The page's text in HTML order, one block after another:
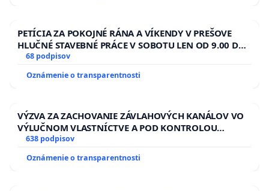
PETÍCIA ZA POKOJNÉ RÁNA A VÍKENDY V PREŠOVE
HLUČNÉ STAVEBNÉ PRÁCE V SOBOTU LEN OD 9.00 DO
13.00 HOD., CEZ PRACOVNÝ TÝŽDEŇ CIEĽ 8.00 – 18.00
ĎUMBIERSKEJ/MAGU
68 podpisov
Oznámenie o transparentnosti
VÝZVA ZA ZACHOVANIE ZÁVLAHOVÝCH KANÁLOV VO
VÝLUČNOM VLASTNÍCTVE A POD KONTROLOU
SLOVENSKEJ REPUBLIKY & žiadosť na riešenie
kanálov na Slovensku
638 podpisov
Oznámenie o transparentnosti